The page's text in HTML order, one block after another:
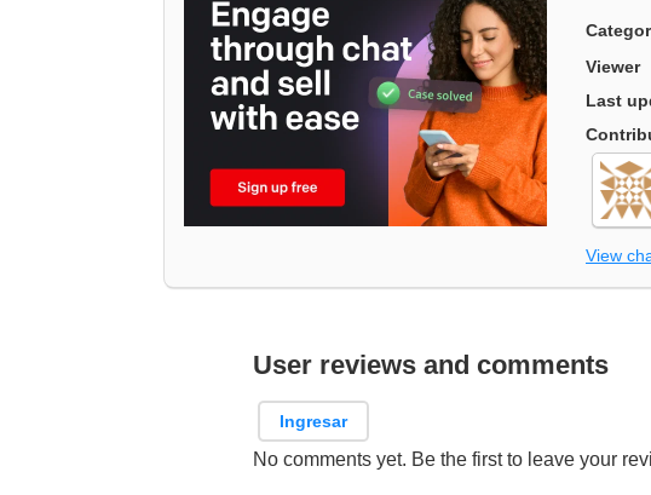
Viewer
Last
View
User reviews and comments
Ingresar
No comments yet. Be the first to leave your